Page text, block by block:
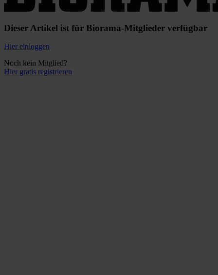
Dieser Artikel ist für Biorama-Mitglieder verfügbar
Hier einloggen
Noch kein Mitglied?
Hier gratis registrieren